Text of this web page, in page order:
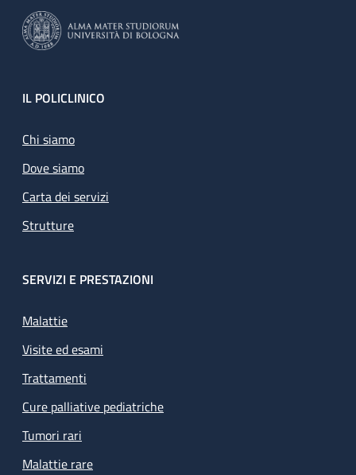
Footer
IL POLICLINICO
Chi siamo
Dove siamo
Carta dei servizi
Strutture
SERVIZI E PRESTAZIONI
Malattie
Visite ed esami
Trattamenti
Cure palliative pediatriche
Tumori rari
Malattie rare